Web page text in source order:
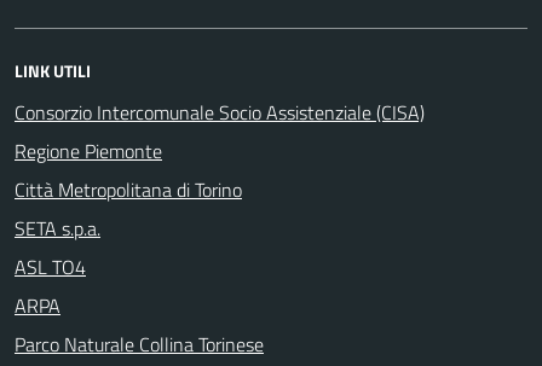
LINK UTILI
Consorzio Intercomunale Socio Assistenziale (CISA)
Regione Piemonte
Città Metropolitana di Torino
SETA s.p.a.
ASL TO4
ARPA
Parco Naturale Collina Torinese